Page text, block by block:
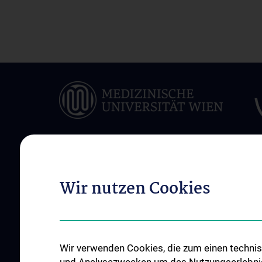
ÜBER UNS
Events
UNSERE
ABTEILUNGEN
Hämatologie und
Wir nutzen Cookies
Wir verwenden Cookies, die zum einen